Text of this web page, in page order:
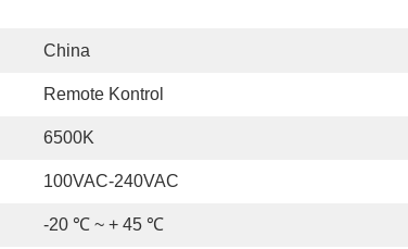
China
Remote Kontrol
6500K
100VAC-240VAC
-20 ℃ ~ + 45 ℃